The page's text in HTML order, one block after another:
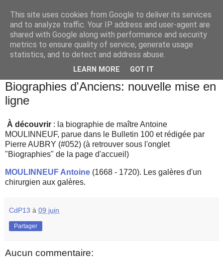
Biographies d'Anciens: nouvelle mise en
ligne
À découvrir : la biographie de maître Antoine
MOULINNEUF, parue dans le Bulletin 100 et rédigée par
Pierre AUBRY (#052) (à retrouver sous l'onglet
"Biographies" de la page d'accueil)
MOULINNEUF Antoine (1668 - 1720). Les galères d'un
chirurgien aux galères.
CdP13 à 09 juin
Partager
Aucun commentaire:
This site uses cookies from Google to deliver its services
and to analyze traffic. Your IP address and user-agent are
shared with Google along with performance and security
metrics to ensure quality of service, generate usage
statistics, and to detect and address abuse.
LEARN MORE GOT IT